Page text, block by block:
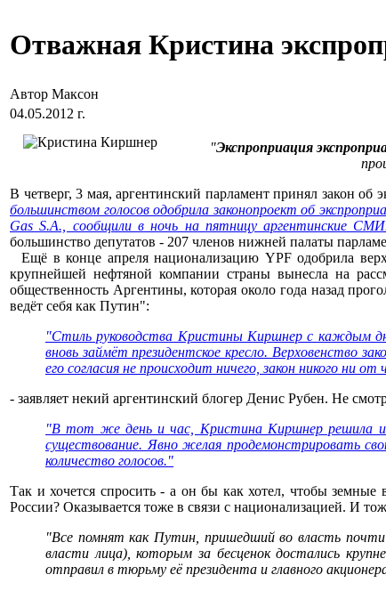
Отважная Кристина
Автор Максон
04.05.2012 г.
"Экспроприация
В четверг, 3 мая, аргентинский парламент принял закон об
большинством голосов одобрила законопроект об
Gas S.A., сообщили в ночь на пятницу аргентинские
большинство депутатов - 207 членов нижней палаты
Ещё в конце апреля национализацию YPF одобрила
крупнейшей нефтяной компании страны вынесла на
общественность Аргентины, которая около года назад
ведёт себя как Путин":
"Стиль руководства Кристины Киршнер с каждым
вновь займёт президентское кресло. Верховенство
его согласия не происходит ничего, закон никого ни
- заявляет некий аргентинский блогер Денис Рубен. Не
"В тот же день и час, Кристина Киршнер решила и
существование. Явно желая продемонстрировать
количество голосов."
Так и хочется спросить - а он бы как хотел, чтобы
России? Оказывается тоже в связи с национализацией. И
"Все помнят как Путин, пришедший во власть почти
власти лица), которым за бесценок достались
отправил в тюрьму её президента и главного